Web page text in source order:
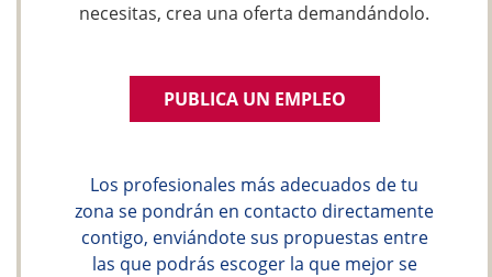
necesitas, crea una oferta demandándolo.
PUBLICA UN EMPLEO
Los profesionales más adecuados de tu
zona se pondrán en contacto directamente
contigo, enviándote sus propuestas entre
las que podrás escoger la que mejor se